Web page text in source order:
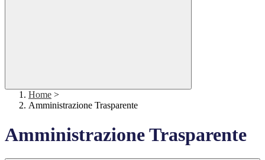
Home >
Amministrazione Trasparente
Amministrazione Trasparente